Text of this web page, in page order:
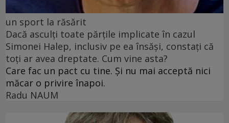
un sport la răsărit
Dacă asculți toate părțile implicate în cazul
Simonei Halep, inclusiv pe ea însăși, constați că
toți ar avea dreptate. Cum vine asta?
Care fac un pact cu tine. Și nu mai acceptă nici
măcar o privire înapoi.
Radu NAUM